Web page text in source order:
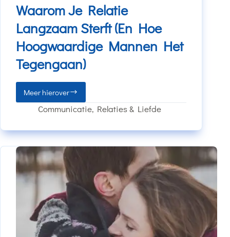
Waarom Je Relatie
Langzaam Sterft (En Hoe
Hoogwaardige Mannen Het
Tegengaan)
Meer hierover
Communicatie, Relaties & Liefde